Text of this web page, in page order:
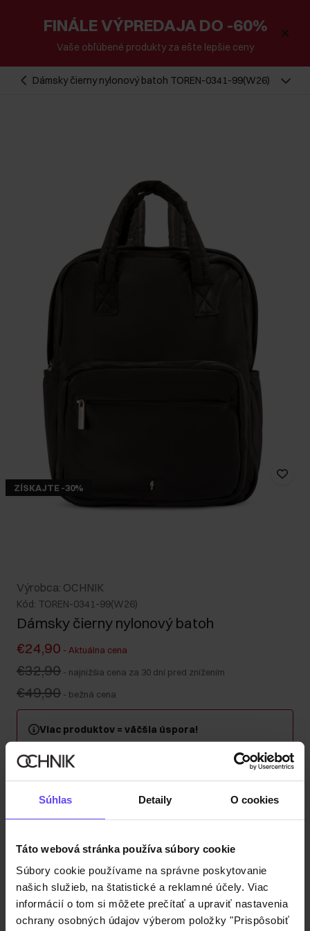
Súhlas Detaily O cookies
Táto webová stránka používa súbory cookie
Súbory cookie používame na správne poskytovanie
našich služieb, na štatistické a reklamné účely. Viac
informácií o tom si môžete prečítať a upraviť nastavenia
ochrany osobných údajov výberom položky "Prispôsobiť
FINÁLE VÝPREDAJA DO -60%
Vaše obľúbené produkty za ešte lepšie ceny
Dámsky čierny nylonový batoh TOREN-0341-99(W26)
ZÍSKAJTE -30%
Výrobca: OCHNIK
Kód: TOREN-0341-99(W26)
Dámsky čierny nylonový batoh
€24,90 - Aktuálna cena
€32,90 - najnižšia cena za 30 dní pred znížením
€49,90 - bežná cena
Viac produktov = väčšia úspora!
Kúpte si minimálne 2 kusy z kategórie kabeliek, kufrov
alebo cestovných kozmetických taštičiek a získajte 30
% zľavu na druhý a každý ďalší kus! Kombinujte
ľubovoľne – zľava sa automaticky započítava v košíku.
Popis produktu
Detaily